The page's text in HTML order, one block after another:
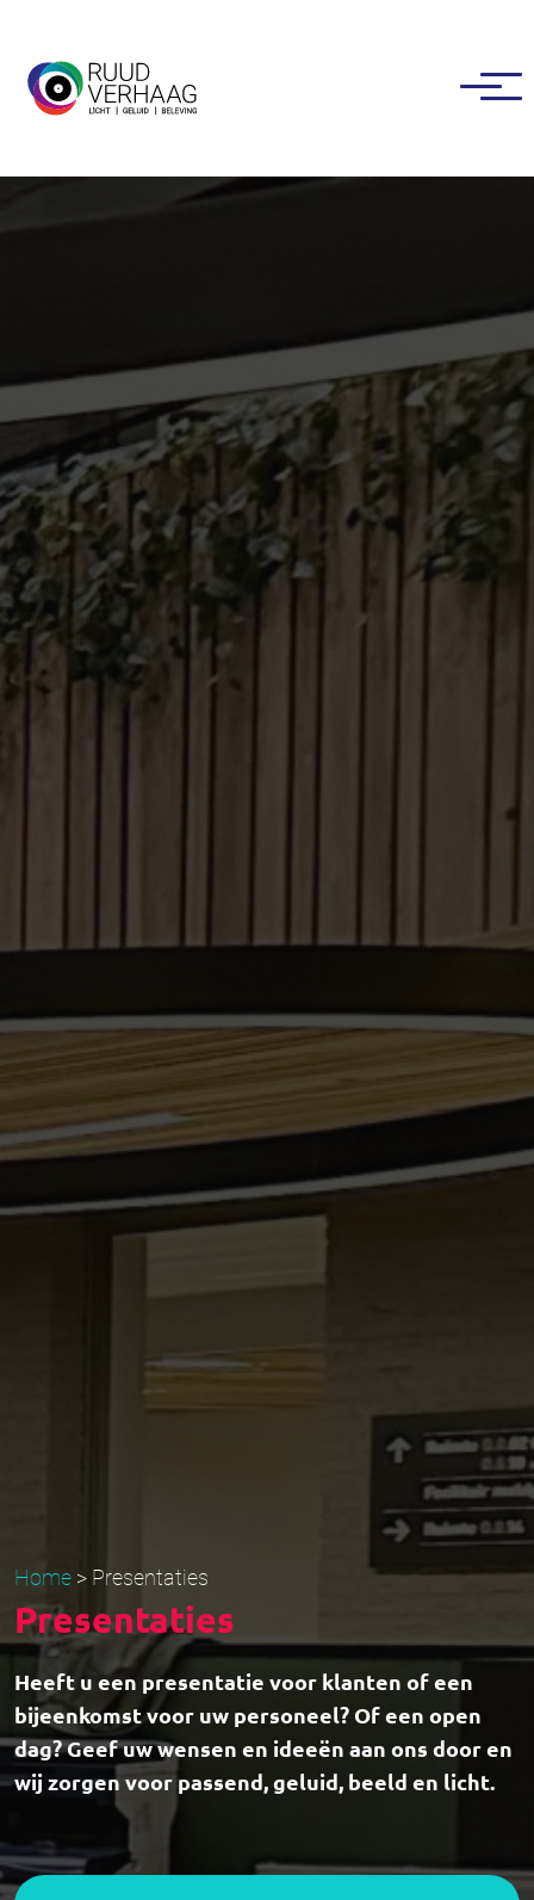
Home > Presentaties
Presentaties
Heeft u een presentatie voor klanten of een
bijeenkomst voor uw personeel? Of een open
dag? Geef uw wensen en ideeën aan ons door en
wij zorgen voor passend, geluid, beeld en licht.